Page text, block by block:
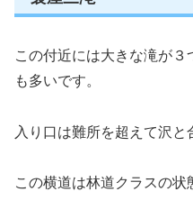
この付近には大きな滝が３
も多いです。
入り口は難所を超えて沢と
この横道は林道クラスの状